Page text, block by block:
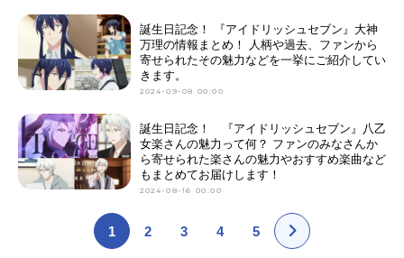
誕生日記念！ 『アイドリッシュセブン』大神
万理の情報まとめ！ 人柄や過去、ファンから
寄せられたその魅力などを一挙にご紹介してい
きます。
2024-09-08 00:00
誕生日記念！ 『アイドリッシュセブン』八乙
女楽さんの魅力って何？ ファンのみなさんか
ら寄せられた楽さんの魅力やおすすめ楽曲など
もまとめてお届けします！
2024-08-16 00:00
1 2 3 4 5